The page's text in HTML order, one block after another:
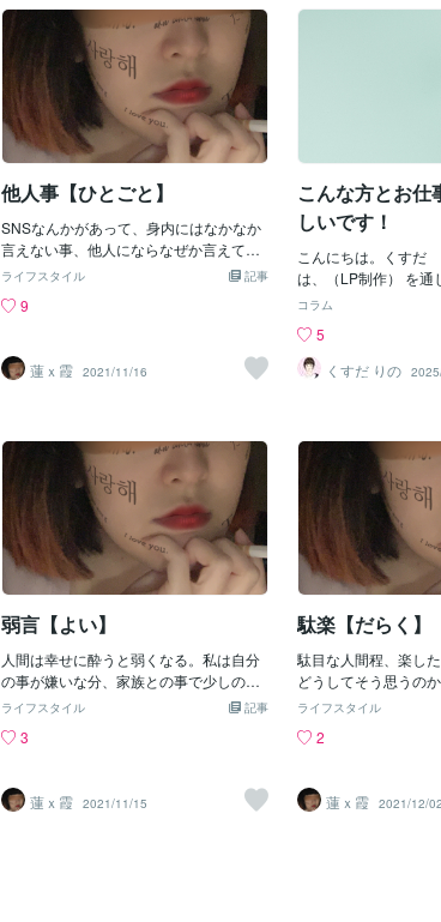
＝＝＝＝＝＝＝＝＝＝＝＝＝＝＝＝価値
観とは言い換えれば 自分の優先順位と同
じです。 ＝＝＝＝＝＝＝＝＝＝＝＝＝＝
＝＝例えば 「お金と時間」だと どっちが
自分にとって 大事だろうと考えたり 「お
金と友達」だと どっちが自分にとって 大
事だろうと考えたり 「お金と勉強」だと
どっちが自分にとって 大事だろう・・・
で、だいたいの人は お金を最優先に選ん
でしまうんですが、お金のことを最優先
に 考えている人は人間関係においても お
金を持ってるかどうかで 付き合うかどう
かを考えたり 仕事を選ぶときでも 楽して
が基準ですべてを 判断してしまいます。
たほうがいいです。 ただ、お金というの
は 便利な何かと交換できるだけでお金そ
現化したものなので人の先にあるもので
す。 なので、最優先にするのはお金じゃ
なくて「人」です。ビジネスでいうなら
あなたの お客さんが何よりも最優先とい
うことです。この価値観が間違っている
と 全てが間違ってしまいます。 昭和世代
の人は なんとなくわかる
しても 必ず一定数は
言ってくる人が存在
は、 262の法則とい
すが どんな組織で
割 下位層2割 に分か
ります。 これはどん
まれば必ずこの比率
関係についてもそう
て 好意的な人が2割
6割 好意的ではない人
なります。 たとえば
あなたのサービスを
割くらいの人は あな
たのことを 否定的に
テランでも 必ず、低
ます。 僕だって、食
は、人が集まってく
です。 なので、はじ
人からは 嫌われる可
らいのモチベーショ
感情が振り回されな
りも大事なのは あな
てくれる人肯定的に
事にすることです。
なことがある
他人事【ひとごと】
SNSなんかがあって、身内にはなかなか
言えない事、他人にならなぜか言えてし
まうってことはあって、それを相談する
談するのが悪いとは言わない、だけど自
相談して決めようとする思考が、私には
分からない。サプライズの相談だった
る。私が特に理解出来ないのは、他人の
言動に疑問をもった人間が、その疑問の
真意を本人に確かめる事もなく、別の第
三者に相談することだ。正直そんなこと
相談しても意味ないと思う。その人が何
を思っているかなんて分からないし、ま
ぁ…助言程度になったとしても、それを
鵜吞みにされても困るわけで…。決める
のは自分であることを分かってほしい。
そして、人の気持ちなんぞ、本人に確か
める他ない、ということも。時間の無駄
とか、考えないのかね。かわいそう・大
変・凄い・偉い、とか言われたいだけ
なくて、同じ境遇の人に話して、傷のな
り、欲しい言葉がもらえなくて不機嫌に
なるような奴は、他人の迷惑。相談聞い
記事
ライフスタイル
9
蓮ｘ霞 2021/11/16
こんな方とお仕
しいです！
こんにちは。くす
は、（LP制作） を通
や想いを形にするお
ちよく、スムーズに進
しています。そこで
とお仕事できたら嬉
と思っていただけた
相談ください😊■こ
いです！✅ お互いに
できる方お仕事は 信
えています。丁寧な
を心がけていますの
ンスや意思疎通がで
す！✅ イメージや希
方「こういう雰囲気に
丈夫です！希望をお
ば、それをもとに最
いただきます。✅ フ
かり伝えてくれる方「
なります！修正をス
に、気になることは
コラム
5
くすだ りの
弱言【よい】
人間は幸せに酔うと弱くなる。私は自分
の事が嫌いな分、家族との事で少しの事
でも幸せを感じる。その分、少しの事で
のないものだから、幸せが分からなく
と弱さが露になる。良い事か悪い事か…
私個人の判断では悪い事。弱くなるの
記事
ライフスタイル
3
蓮ｘ霞 2021/11/15
駄楽【だらく】
駄目な人間程、楽した
どうしてそう思うの
際私がそうだから、
て面倒くさい。要する
る。だから私は私が
いとか言うと、矛盾
ライフスタイル
2
蓮ｘ霞 2021/12/02